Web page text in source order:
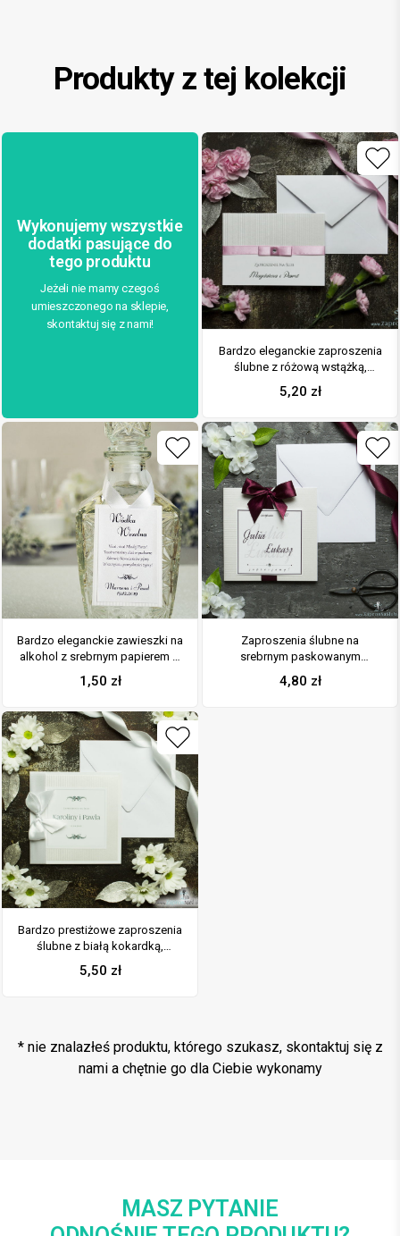
Produkty z tej kolekcji
Wykonujemy wszystkie
dodatki pasujące do
tego produktu
Jeżeli nie mamy czegoś
umieszczonego na sklepie,
skontaktuj się z nami!
Bardzo eleganckie zaproszenia
ślubne z różową wstążką,
srebrnym papierem w paski,
cyrkonią i wklejanym wnętrzem.
5,20 zł
Bardzo eleganckie zawieszki na
alkohol z srebrnym papierem w
paski, przyklejanym motywem
tekstowym, cyrkonią i białą
1,50 zł
Zaproszenia ślubne na
srebrnym paskowanym
papierze, ze wstążką w kolorze
ciemne bordo i cyrkonią oraz
4,80 zł
Bardzo prestiżowe zaproszenia
ślubne z białą kokardką,
dwoma cyrkoniami, kilkoma
warstwami ciekawego papieru
5,50 zł
* nie znalazłeś produktu, którego szukasz, skontaktuj się z
nami a chętnie go dla Ciebie wykonamy
MASZ PYTANIE